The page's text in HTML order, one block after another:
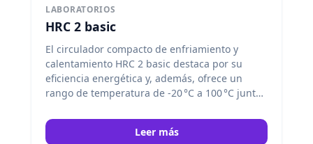
LABORATORIOS
HRC 2 basic
El circulador compacto de enfriamiento y
calentamiento HRC 2 basic destaca por su
eficiencia energética y, además, ofrece un
rango de temperatura de -20 °C a 100 °C junto
sin escalonamiento. IKA
Leer más